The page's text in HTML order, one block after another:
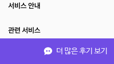
더 많은 후기 보기
서비스 안내
관련 서비스